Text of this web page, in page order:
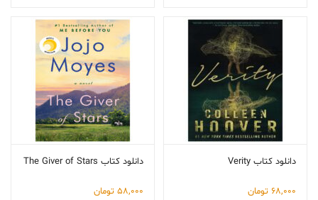
دانلود کتاب Verity
68,000 تومان
دانلود کتاب The Giver of Stars
58,000 تومان